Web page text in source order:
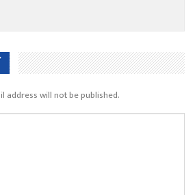
address will not be published.